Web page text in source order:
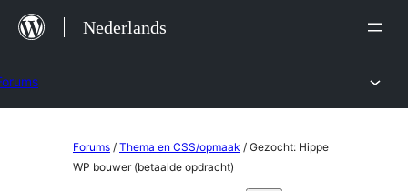
naar
Nederlands
Forums / Thema en CSS/opmaak / Gezocht: Hippe
WP bouwer (betaalde opdracht)